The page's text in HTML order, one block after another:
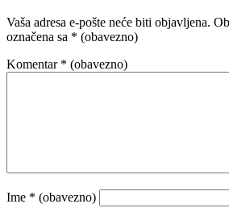
Vaša adresa e-pošte neće biti objavljena.
označena sa * (obavezno)
Komentar * (obavezno)
Ime * (obavezno)